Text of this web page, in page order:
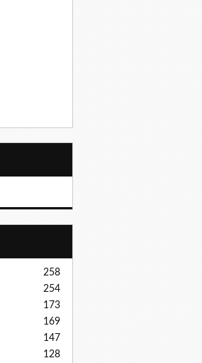
258
254
173
169
147
128